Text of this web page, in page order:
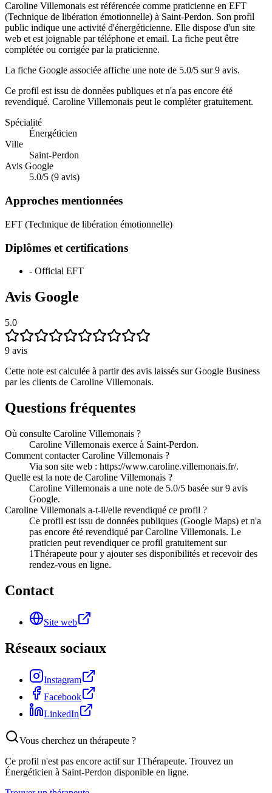
Caroline Villemonais est référencée comme praticienne en EFT
(Technique de libération émotionnelle) à Saint-Perdon. Son profil
public indique une activité d'énergéticienne. Elle dispose d'un site
web et est joignable par téléphone et email. La fiche peut être
complétée ou corrigée par la praticienne.
La fiche Google associée affiche une note de 5.0/5 sur 9 avis.
Ce profil est issu de données publiques et n'a pas encore été
revendiqué. Caroline Villemonais peut le compléter gratuitement.
Spécialité
Énergéticien
Ville
Saint-Perdon
Avis Google
5.0/5 (9 avis)
Approches mentionnées
EFT (Technique de libération émotionnelle)
Diplômes et certifications
- Official EFT
Avis Google
5.0
9 avis
Cette note est calculée à partir des avis laissés sur Google Business
par les clients de Caroline Villemonais.
Questions fréquentes
Où consulte Caroline Villemonais ?
Caroline Villemonais exerce à Saint-Perdon.
Comment contacter Caroline Villemonais ?
Via son site web : https://www.caroline.villemonais.fr/.
Quelle est la note de Caroline Villemonais ?
Caroline Villemonais a une note de 5.0/5 basée sur 9 avis
Google.
Caroline Villemonais a-t-il/elle revendiqué ce profil ?
Ce profil est issu de données publiques (Google Maps) et n'a
pas encore été revendiqué par Caroline Villemonais. Le
praticien peut revendiquer ce profil gratuitement sur
1Thérapeute pour y ajouter ses disponibilités et recevoir des
rendez-vous en ligne.
Contact
Site web
Réseaux sociaux
Instagram
Facebook
LinkedIn
Vous cherchez un thérapeute ?
Ce profil n'est pas encore actif sur 1Thérapeute. Trouvez un
Énergéticien à Saint-Perdon disponible en ligne.